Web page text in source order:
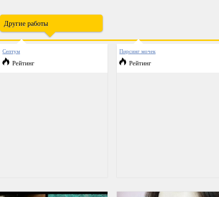
Другие работы
Септум
Рейтинг
Пирсинг мочек
Рейтинг